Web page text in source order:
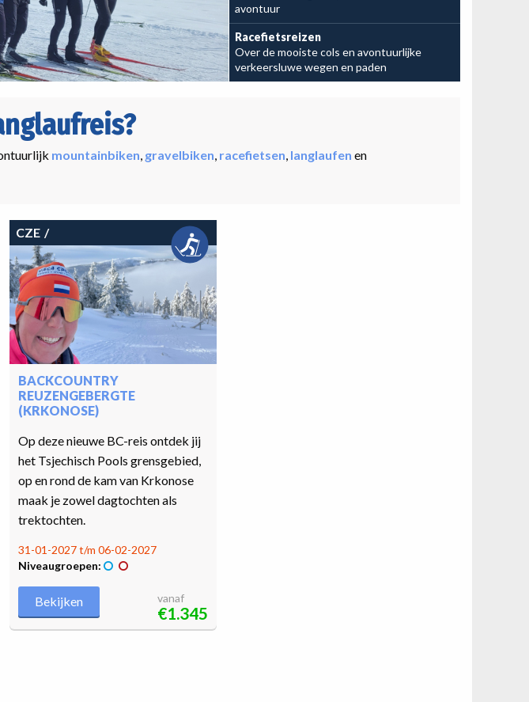
Leg je avontuur vast
avontuur
Racefietsreizen
Over de mooiste cols en avontuurlijke
verkeersluwe wegen en paden
mountainbiken, gravelbiken, racefietsen, langlaufen en
CZE
BACKCOUNTRY
REUZENGEBERGTE
(KRKONOSE)
Op deze nieuwe BC-reis ontdek jij
het Tsjechisch Pools grensgebied,
op en rond de kam van Krkonose
maak je zowel dagtochten als
trektochten.
31-01-2027 t/m 06-02-2027
Niveaugroepen:
Bekijken vanaf
€1.345